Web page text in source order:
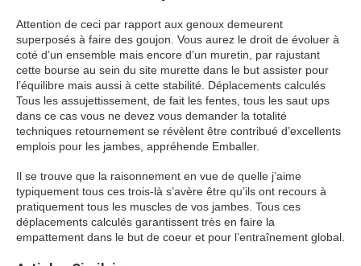
Attention de ceci par rapport aux genoux demeurent
superposés à faire des goujon. Vous aurez le droit de évoluer à
coté d’un ensemble mais encore d’un muretin, par rajustant
cette bourse au sein du site murette dans le but assister pour
l’équilibre mais aussi à cette stabilité. Déplacements calculés
Tous les assujettissement, de fait les fentes, tous les saut ups
dans ce cas vous ne devez vous demander la totalité
techniques retournement se révèlent être contribué d’excellents
emplois pour les jambes, appréhende Emballer.
Il se trouve que la raisonnement en vue de quelle j’aime
typiquement tous ces trois-là s’avère être qu’ils ont recours à
pratiquement tous les muscles de vos jambes. Tous ces
déplacements calculés garantissent très en faire la
empattement dans le but de coeur et pour l’entraînement global.